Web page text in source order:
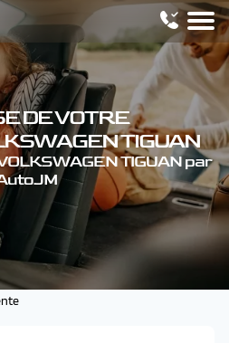
DE VOTRE
TIGUAN
TIGUAN par